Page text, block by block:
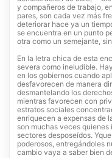
y compañeros de trabajo,
pares, son cada vez más
deteriorar hace ya un
se encuentra en un punto
otra como un semejante,
En la letra chica de esta
severa como ineludible.
en los gobiernos cuando
desfavorecen de manera
desmantelando los
mientras favorecen con
estratos sociales
enriquecen a expensas de
son muchas veces
sectores desposeídos.
poderosos, entregándoles
cambio vaya a saber bien